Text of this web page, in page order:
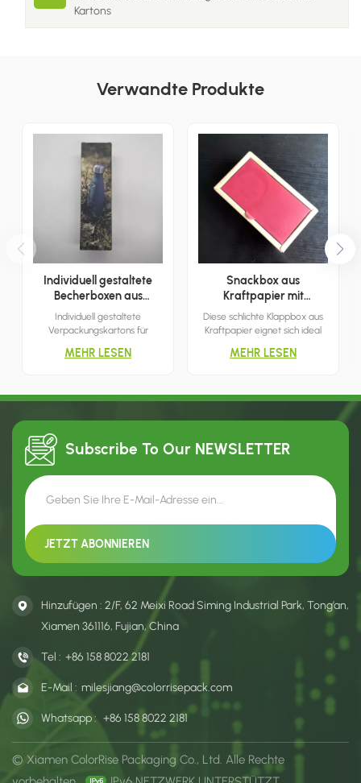
Kartons
Verwandte Produkte
Individuell gestaltete
Becherboxen aus
Wellpappe
Individuell gestaltete
Verpackungskartons für
Transport und präsentieren
Becherherstellers, was
MEHR LESEN
Snackbox aus
Kraftpapier mit
Klappdeckel
Diese schlichte Klappbox aus
Kraftpapier eignet sich ideal
und Leckereien. Einfach den
ist minimalistisch und
MEHR LESEN
Subscribe To Our NEWSLETTER
Hinzufügen : 2/F, 62 Meixi Road Siming Industrial Park, Tong’an,
Xiamen 361116, Fujian, China
Tel : +86 158 8022 2181
E-Mail : milesjiang@colorrisepack.com
Whatsapp : +86 158 8022 2181
© Xiamen ColorRise Packaging Co., Ltd. Alle Rechte